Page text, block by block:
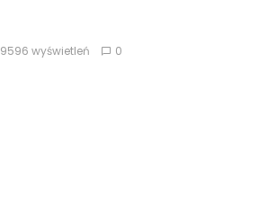
9596 wyświetleń 0